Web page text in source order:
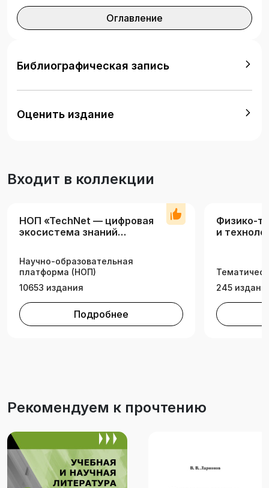
производства и себестоимость продукции;
ценообразование; цена, прибыль,
предназначено для обучающихся по
(профиль «Физическая электроника») в
качестве учебного пособия при изучении
дисциплины «Экономика и организация
Оглавление
Библиографическая запись
Оценить издание
Входит в коллекции
НОП «TechNet — цифровая
экосистема знаний
Научно-образовательная
платформа (НОП)
10653 издания
Подробнее
Физико-
и
245
Рекомендуем к прочтению